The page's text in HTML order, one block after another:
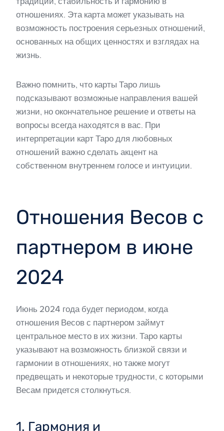
отношениях. Эта карта может указывать на
возможность построения серьезных отношений,
основанных на общих ценностях и взглядах на
жизнь.
Важно помнить, что карты Таро лишь
подсказывают возможные направления вашей
жизни, но окончательное решение и ответы на
вопросы всегда находятся в вас. При
интерпретации карт Таро для любовных
отношений важно сделать акцент на
собственном внутреннем голосе и интуиции.
Отношения Весов с
партнером в июне
2024
Июнь 2024 года будет периодом, когда
отношения Весов с партнером займут
центральное место в их жизни. Таро карты
указывают на возможность близкой связи и
гармонии в отношениях, но также могут
предвещать и некоторые трудности, с которыми
Весам придется столкнуться.
1. Гармония и